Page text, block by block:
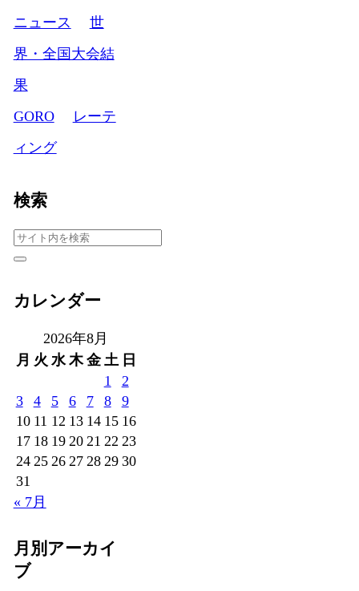
ニュース
世
界・全国大会結
果
GORO
レーテ
ィング
検索
カレンダー
2026年8月
月 火 水 木 金 土 日
1
2
3
4 5 6 7 8
9
10 11 12 13 14 15 16
17 18 19 20 21 22 23
24 25 26 27 28 29 30
31
« 7月
月別アーカイ
ブ